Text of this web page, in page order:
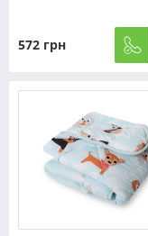
572 грн